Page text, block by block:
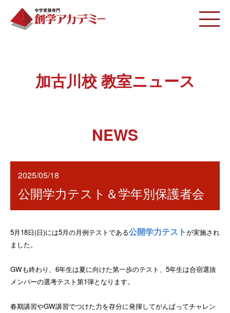
加古川校 教室ニュース
NEWS
2025/05/18
公開学力テスト＆学年別保護者会
5月18日(日)には5月の月例テストである公開学力テストが実施され
ました。
GWも終わり、6年生は夏に向けた第一歩のテスト、5年生は合宿選抜
メンバーの選考テスト第1弾となります。
春期講習やGW講習でつけた力を存分に発揮してがんばってチャレン